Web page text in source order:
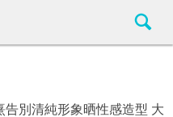
告別清純形象晒性感造型 大